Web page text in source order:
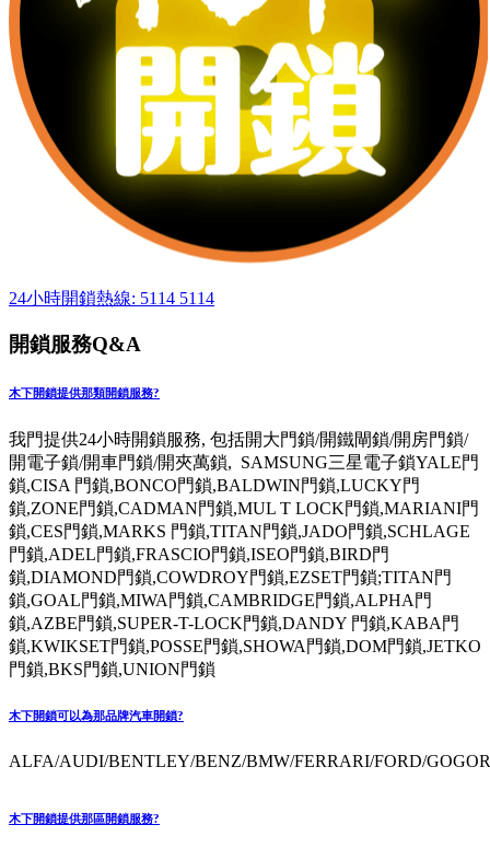
24小時開鎖熱線: 5114 5114
開鎖服務Q&A
木下開鎖提供那類開鎖服務?
我門提供24小時開鎖服務, 包括開大門鎖/開鐵閘鎖/開房門鎖/
開電子鎖/開車門鎖/開夾萬鎖, SAMSUNG三星電子鎖YALE門
鎖,CISA 門鎖,BONCO門鎖,BALDWIN門鎖,LUCKY門
鎖,ZONE門鎖,CADMAN門鎖,MUL T LOCK門鎖,MARIANI門
鎖,CES門鎖,MARKS 門鎖,TITAN門鎖,JADO門鎖,SCHLAGE
門鎖,ADEL門鎖,FRASCIO門鎖,ISEO門鎖,BIRD門
鎖,DIAMOND門鎖,COWDROY門鎖,EZSET門鎖;TITAN門
鎖,GOAL門鎖,MIWA門鎖,CAMBRIDGE門鎖,ALPHA門
鎖,AZBE門鎖,SUPER-T-LOCK門鎖,DANDY 門鎖,KABA門
鎖,KWIKSET門鎖,POSSE門鎖,SHOWA門鎖,DOM門鎖,JETKO
門鎖,BKS門鎖,UNION門鎖
木下開鎖可以為那品牌汽車開鎖?
ALFA/AUDI/BENTLEY/BENZ/BMW/FERRARI/FORD/
木下開鎖提供那區開鎖服務?